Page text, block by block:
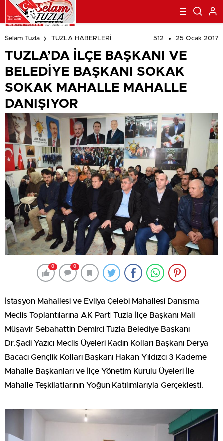
beylikdüzü
escort
esenyurt
escortavcılar
escortavcılar
escortavcılar
escortbeylikdüzü
escortbeylikdüzü
escort esenyurt
escortesenyurt
escort şirinevler
escortavrupa
escort
Selam Tuzla TUZLA HABERLERİ 512 25 Ocak 2017
TUZLA’DA İLÇE BAŞKANI VE
BELEDİYE BAŞKANI SOKAK
SOKAK MAHALLE MAHALLE
DANIŞIYOR
0 0
İstasyon Mahallesi ve Evliya Çelebi Mahallesi Danışma
Meclis Toplantılarına AK Parti Tuzla İlçe Başkanı Mali
Müşavir Sebahattin Demirci Tuzla Belediye Başkanı
Dr.Şadi Yazıcı Meclis Üyeleri Kadın Kolları Başkanı Derya
Bacacı Gençlik Kolları Başkanı Hakan Yıldızcı 3 Kademe
Mahalle Başkanları ve İlçe Yönetim Kurulu Üyeleri İle
Mahalle Teşkilatlarının Yoğun Katılımlarıyla Gerçekleşti.